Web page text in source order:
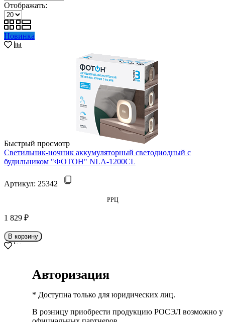
Отображать:
Новинка
Быстрый просмотр
Cветильник-ночник аккумуляторный светодиодный с
будильником "ФОТОН" NLA-1200CL
Артикул: 25342
РРЦ
1 829 ₽
В корзину
Авторизация
* Доступна только для юридических лиц.
В розницу приобрести продукцию РОСЭЛ возможно у